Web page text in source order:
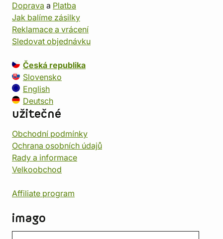
Doprava a Platba
Jak balíme zásilky
Reklamace a vrácení
Sledovat objednávku
Česká republika
Slovensko
English
Deutsch
užitečné
Obchodní podmínky
Ochrana osobních údajů
Rady a informace
Velkoobchod
Affiliate program
imago